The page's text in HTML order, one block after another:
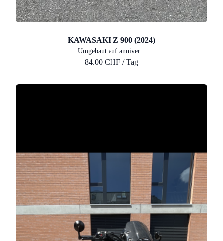
KAWASAKI Z 900 (2024)
Umgebaut auf anniver...
84.00 CHF / Tag